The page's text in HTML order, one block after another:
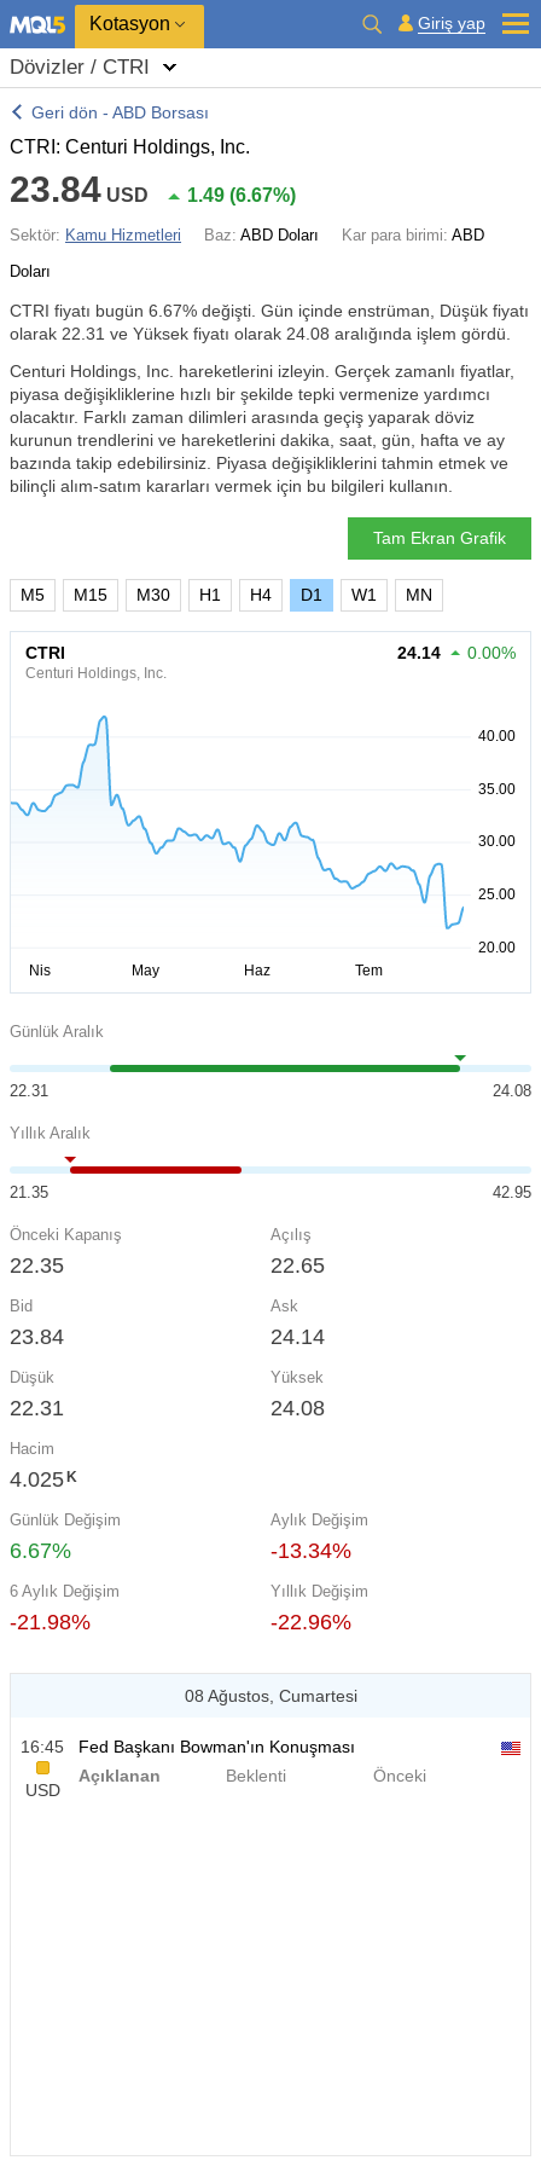
Kotasyon Giriş yap
Dövizler / CTRI
Geri dön - ABD Borsası
CTRI: Centuri Holdings, Inc.
23.84 USD 1.49 (6.67%)
Sektör: Kamu Hizmetleri Baz: ABD Doları Kar para birimi: ABD
Doları
CTRI fiyatı bugün 6.67% değişti. Gün içinde enstrüman, Düşük fiyatı
olarak 22.31 ve Yüksek fiyatı olarak 24.08 aralığında işlem gördü.
Centuri Holdings, Inc. hareketlerini izleyin. Gerçek zamanlı fiyatlar,
piyasa değişikliklerine hızlı bir şekilde tepki vermenize yardımcı
olacaktır. Farklı zaman dilimleri arasında geçiş yaparak döviz
kurunun trendlerini ve hareketlerini dakika, saat, gün, hafta ve ay
bazında takip edebilirsiniz. Piyasa değişikliklerini tahmin etmek ve
bilinçli alım-satım kararları vermek için bu bilgileri kullanın.
Tam Ekran Grafik
M5 M15 M30 H1 H4 D1 W1 MN
CTRI
Centuri Holdings, Inc.
24.14 0.00%
Günlük Aralık
22.31 24.08
Yıllık Aralık
21.35 42.95
Önceki Kapanış
22.35
Açılış
22.65
Bid
23.84
Ask
24.14
Düşük
22.31
Yüksek
24.08
Hacim
4.025 K
Günlük Değişim
6.67%
Aylık Değişim
-13.34%
6 Aylık Değişim
-21.98%
Yıllık Değişim
-22.96%
08 Ağustos, Cumartesi
16:45
USD
Fed Başkanı Bowman'ın Konuşması
Açıklanan
Beklenti Önceki